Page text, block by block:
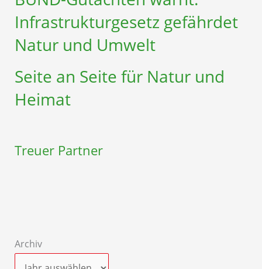
Infrastruktur­gesetz gefährdet
Natur und Umwelt
Seite an Seite für Natur und
Heimat
Treuer Partner
Archiv